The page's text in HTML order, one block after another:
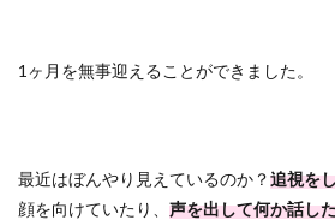
1ヶ月を無事迎えることができました。
最近はぼんやり見えているのか？追視を
顔を向けていたり、 声を出して何か話し